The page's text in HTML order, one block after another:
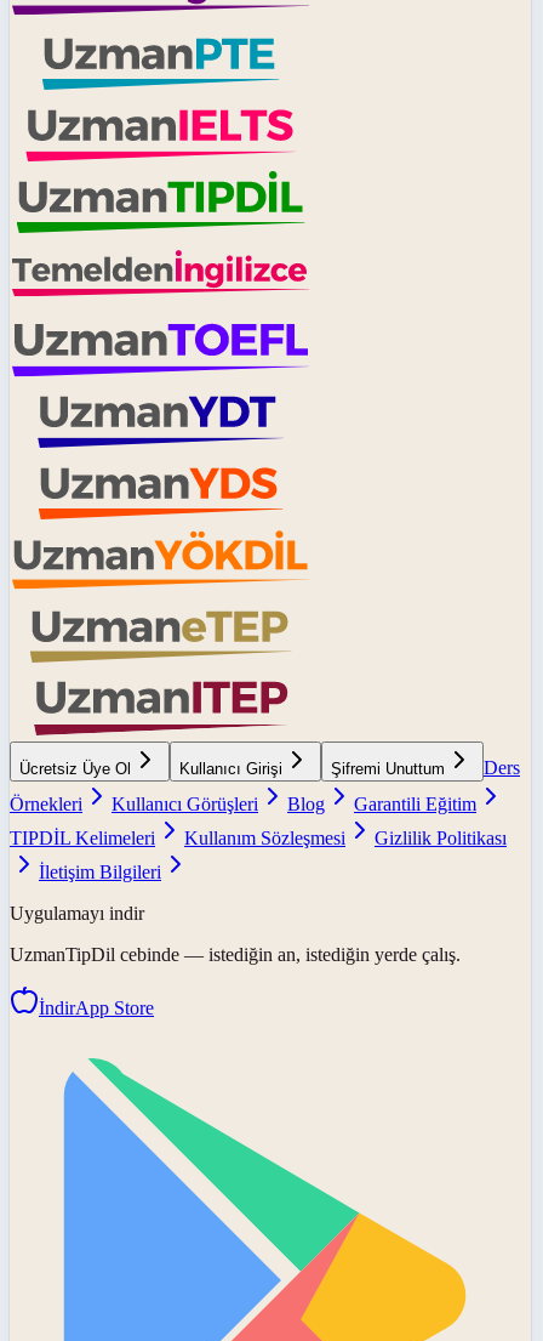
Ücretsiz Üye Ol Kullanıcı Girişi Şifremi Unuttum
Ders
Örnekleri
Kullanıcı Görüşleri Blog
Garantili Eğitim
TIPDİL Kelimeleri
Kullanım Sözleşmesi
Gizlilik Politikası
İletişim Bilgileri
Uygulamayı indir
UzmanTipDil cebinde — istediğin an, istediğin yerde çalış.
İndirApp Store